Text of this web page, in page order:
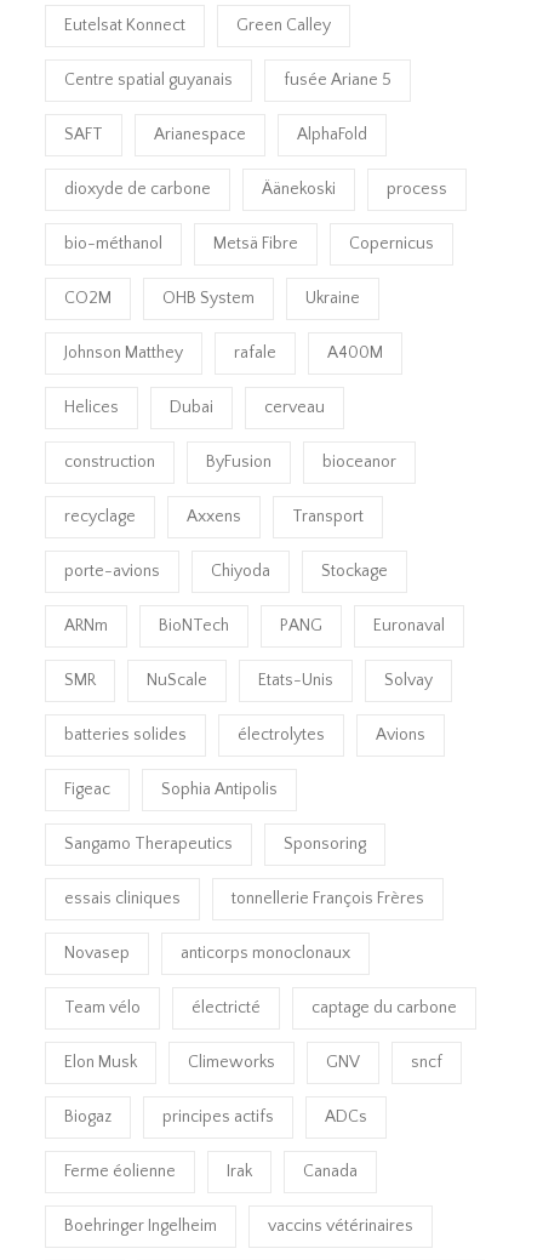
Eutelsat Konnect Green Calley
Centre spatial guyanais fusée Ariane 5
SAFT Arianespace AlphaFold
dioxyde de carbone Äänekoski process
bio-méthanol Metsä Fibre Copernicus
CO2M OHB System Ukraine
Johnson Matthey rafale A400M
Helices Dubai cerveau
construction ByFusion bioceanor
recyclage Axxens Transport
porte-avions Chiyoda Stockage
ARNm BioNTech PANG Euronaval
SMR NuScale Etats-Unis Solvay
batteries solides électrolytes Avions
Figeac Sophia Antipolis
Sangamo Therapeutics Sponsoring
essais cliniques tonnellerie François Frères
Novasep anticorps monoclonaux
Team vélo électricté captage du carbone
Elon Musk Climeworks GNV sncf
Biogaz principes actifs ADCs
Ferme éolienne Irak Canada
Boehringer Ingelheim vaccins vétérinaires